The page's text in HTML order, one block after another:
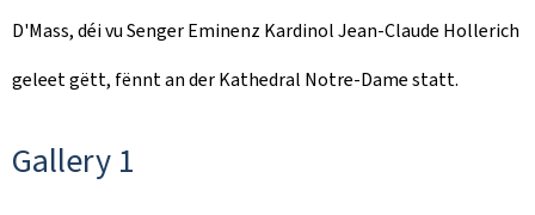
d
o
D'Mass, déi vu Senger Eminenz Kardinol Jean-Claude Hollerich
geleet gëtt, fënnt an der Kathedral Notre-Dame statt.
Gallery 1